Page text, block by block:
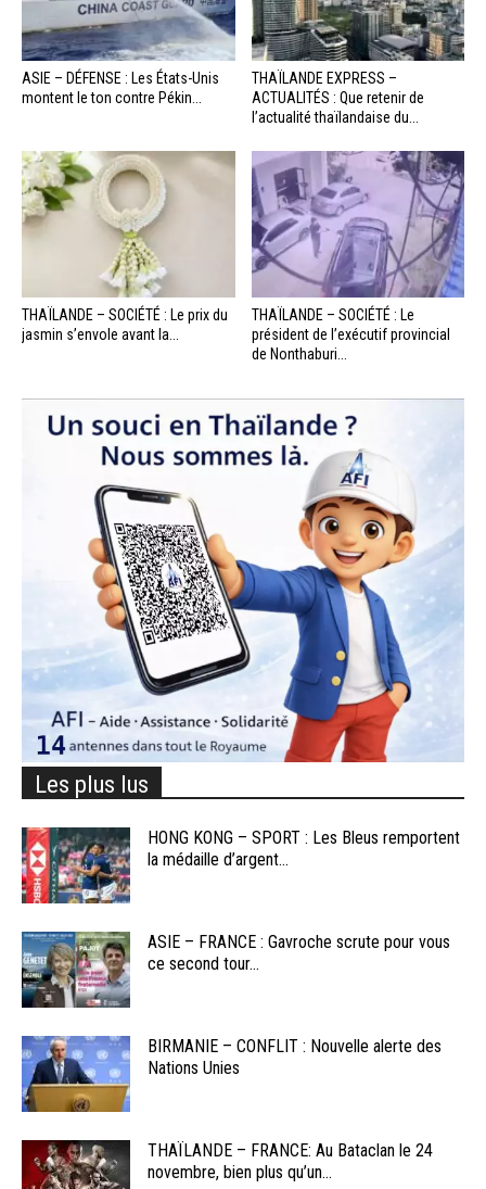
ASIE – DÉFENSE : Les États-Unis
montent le ton contre Pékin...
THAÏLANDE EXPRESS –
ACTUALITÉS : Que retenir de
l’actualité thaïlandaise du...
THAÏLANDE – SOCIÉTÉ : Le prix du
jasmin s’envole avant la...
THAÏLANDE – SOCIÉTÉ : Le
président de l’exécutif provincial
de Nonthaburi...
Les plus lus
HONG KONG – SPORT : Les Bleus remportent
la médaille d’argent...
ASIE – FRANCE : Gavroche scrute pour vous
ce second tour...
BIRMANIE – CONFLIT : Nouvelle alerte des
Nations Unies
THAÏLANDE – FRANCE: Au Bataclan le 24
novembre, bien plus qu’un...